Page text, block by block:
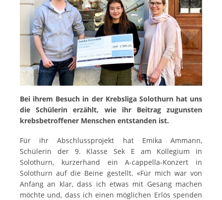
Bei ihrem Besuch in der Krebsliga Solothurn hat uns
die Schülerin erzählt, wie ihr Beitrag zugunsten
krebsbetroffener Menschen entstanden ist.
Für ihr Abschlussprojekt hat Emika Ammann,
Schülerin der 9. Klasse Sek E am Kollegium in
Solothurn, kurzerhand ein A-cappella-Konzert in
Solothurn auf die Beine gestellt. «Für mich war von
Anfang an klar, dass ich etwas mit Gesang machen
möchte und, dass ich einen möglichen Erlös spenden